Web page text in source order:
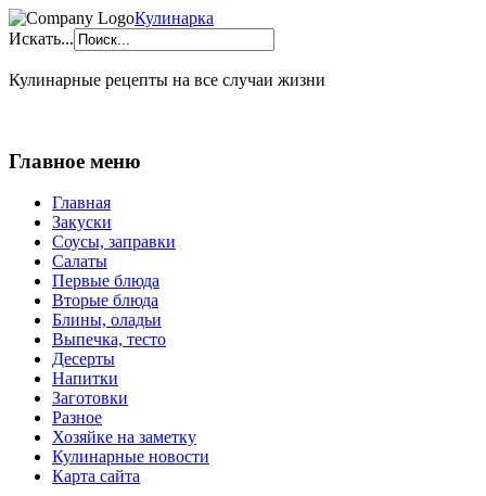
Кулинарка
Искать...
Кулинарные рецепты на все случаи жизни
Главное меню
Главная
Закуски
Соусы, заправки
Салаты
Первые блюда
Вторые блюда
Блины, оладьи
Выпечка, тесто
Десерты
Напитки
Заготовки
Разное
Хозяйке на заметку
Кулинарные новости
Карта сайта